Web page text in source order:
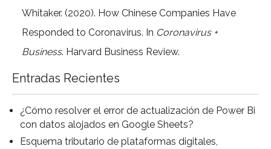
Whitaker. (2020). How Chinese Companies Have
Responded to Coronavirus. In Coronavirus +
Business. Harvard Business Review.
Entradas Recientes
¿Cómo resolver el error de actualización de Power Bi
con datos alojados en Google Sheets?
Esquema tributario de plataformas digitales,